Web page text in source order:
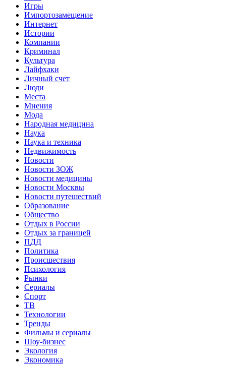
Игры
Импортозамещение
Интернет
Истории
Компании
Криминал
Культура
Лайфхаки
Личный счет
Люди
Места
Мнения
Мода
Народная медицина
Наука
Наука и техника
Недвижимость
Новости
Новости ЗОЖ
Новости медицины
Новости Москвы
Новости путешествий
Образование
Общество
Отдых в России
Отдых за границей
ПДД
Политика
Происшествия
Психология
Рынки
Сериалы
Спорт
ТВ
Технологии
Тренды
Фильмы и сериалы
Шоу-бизнес
Экология
Экономика